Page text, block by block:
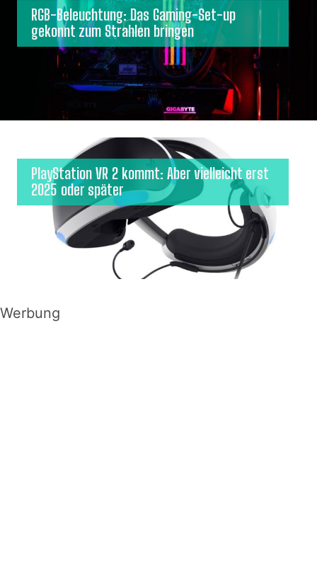
RGB-Beleuchtung: Das Gaming-Set-up
gekonnt zum Strahlen bringen
PlayStation VR 2 kommt: Aber vielleicht erst
2025 oder später
Werbung